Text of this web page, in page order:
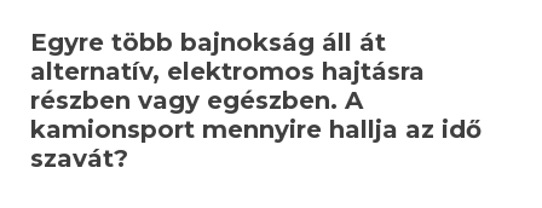
Egyre több bajnokság áll át
alternatív, elektromos hajtásra
részben vagy egészben. A
kamionsport mennyire hallja az idő
szavát?